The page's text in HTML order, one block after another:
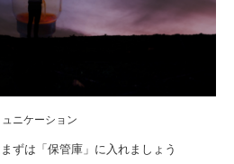
ニケーション
ずは「保管庫」に入れましょう